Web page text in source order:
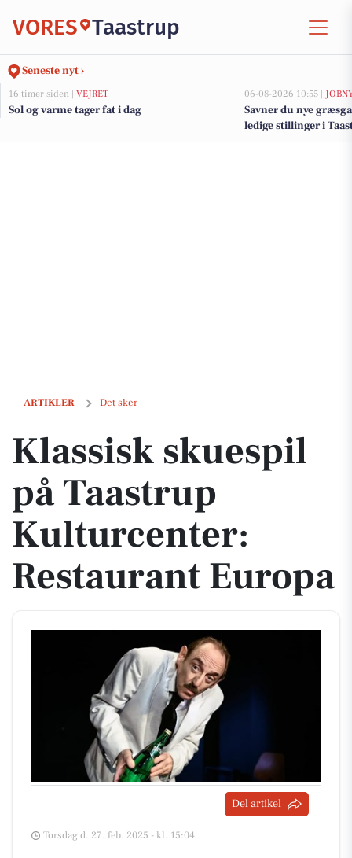
VORES Taastrup
Seneste nyt ›
16 timer siden | VEJRET
Sol og varme tager fat i dag
06-08-2026 10:55 |
Savner du nye
ledige stillinger i
ARTIKLER Det sker
Klassisk skuespil på Taastrup Kulturcenter: Restaurant Europa
Klassisk skuespil
på Taastrup
Kulturcenter:
Restaurant Europa
Del artikel
Torsdag d. 27. feb. 2025 - kl. 15:04